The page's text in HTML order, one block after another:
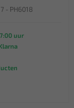
- PH6018
uur